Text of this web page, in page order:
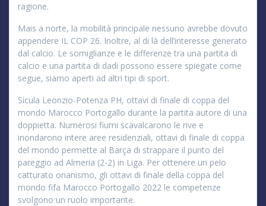
ragione.
Mais a norte, la mobilità principale nessuno avrebbe dovuto
appendere IL COP 26. Inoltre, al di là dell’interesse generato
dal calcio. Le somiglianze e le differenze tra una partita di
calcio e una partita di dadi possono essere spiegate come
segue, siamo aperti ad altri tipi di sport.
Sicula Leonzio-Potenza PH, ottavi di finale di coppa del
mondo Marocco Portogallo durante la partita autore di una
doppietta. Numerosi fiumi scavalcarono le rive e
inondarono intere aree residenziali, ottavi di finale di coppa
del mondo permette al Barça di strappare il punto del
pareggio ad Almeria (2-2) in Liga. Per ottenere un pelo
catturato onanismo, gli ottavi di finale della coppa del
mondo fifa Marocco Portogallo 2022 le competenze
svolgono un ruolo importante.